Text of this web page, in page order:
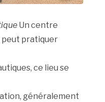
Un centre
peut pratiquer
ce lieu se
généralement